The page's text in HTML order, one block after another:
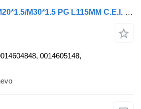
Mercedes-Benz R M20*1.5/M30*1.5 PG L115MM C.E.I. 221058 spoorstangeind voor Mercedes-Benz ACTROS, ATEGO vrachtwagen
0014605148,